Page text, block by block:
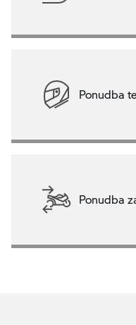
Ponudba
Ponudba